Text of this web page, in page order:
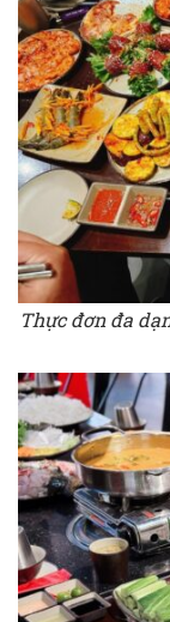
Thực đơn đa